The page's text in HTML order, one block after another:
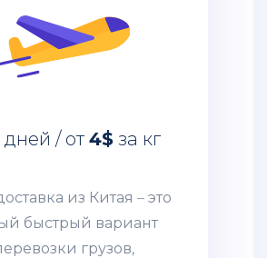
дней / от 4$за кг
из Китая – это
быстрый вариант
грузов,
из Китая – это
быстрый вариант
(электроника,
и т. п.)
Этот способ
компании со